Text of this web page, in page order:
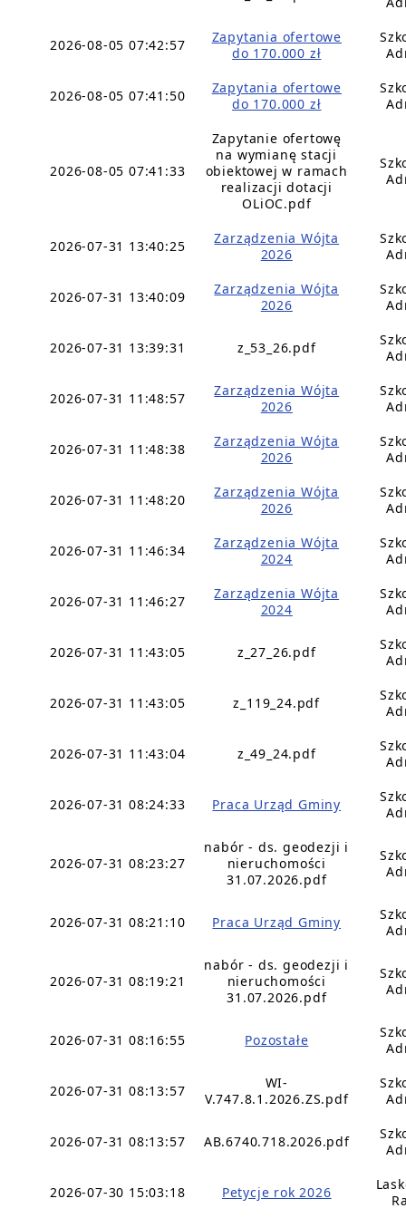
2026-08-05 07:42:57
Zapytania ofertowe
do 170.000 zł
2026-08-05 07:41:50
Zapytania ofertowe
do 170.000 zł
2026-08-05 07:41:33
Zapytanie ofertowę
na wymianę stacji
obiektowej w ramach
realizacji dotacji
OLiOC.pdf
2026-07-31 13:40:25
Zarządzenia Wójta
2026
2026-07-31 13:40:09
Zarządzenia Wójta
2026
2026-07-31 13:39:31 z_53_26.pdf
2026-07-31 11:48:57
Zarządzenia Wójta
2026
2026-07-31 11:48:38
Zarządzenia Wójta
2026
2026-07-31 11:48:20
Zarządzenia Wójta
2026
2026-07-31 11:46:34
Zarządzenia Wójta
2024
2026-07-31 11:46:27
Zarządzenia Wójta
2024
2026-07-31 11:43:05 z_27_26.pdf
2026-07-31 11:43:05 z_119_24.pdf
2026-07-31 11:43:04 z_49_24.pdf
2026-07-31 08:24:33 Praca Urząd Gminy
2026-07-31 08:23:27
nabór - ds. geodezji i
nieruchomości
31.07.2026.pdf
2026-07-31 08:21:10 Praca Urząd Gminy
2026-07-31 08:19:21
nabór - ds. geodezji i
nieruchomości
31.07.2026.pdf
2026-07-31 08:16:55 Pozostałe
2026-07-31 08:13:57
WI-
V.747.8.1.2026.ZS.pdf
2026-07-31 08:13:57 AB.6740.718.2026.pdf
2026-07-30 15:03:18 Petycje rok 2026